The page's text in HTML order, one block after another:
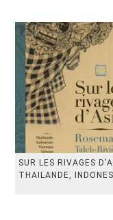
SUR LES RIVAGES
THAILANDE,